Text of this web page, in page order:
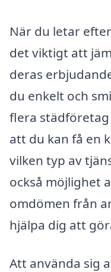
När du letar
det viktigt att
deras
du enkelt och
flera
att du kan få en
vilken typ av
också möjlighet
omdömen från
hjälpa dig att
Att använda sig